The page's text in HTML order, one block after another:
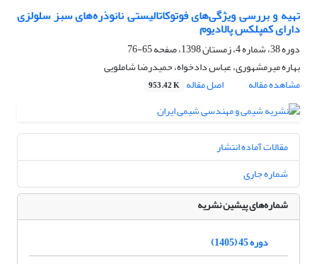
تهیه و بررسی ویژگی‌های فوتوکاتالیستی نانوذره‌های سبز سلولزی
دارای کمپلکس پالادیوم
دوره 38، شماره 4، زمستان 1398، صفحه
65-76
بهاره میرمشهوری، عباس دادخواه، حمیدرضا شاملویی
مشاهده مقاله
اصل مقاله 953.42 K
مقالات آماده انتشار
شماره جاری
شماره‌های پیشین نشریه
دوره 45 (1405)